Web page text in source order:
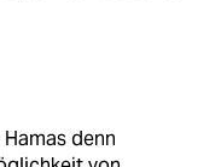
denn